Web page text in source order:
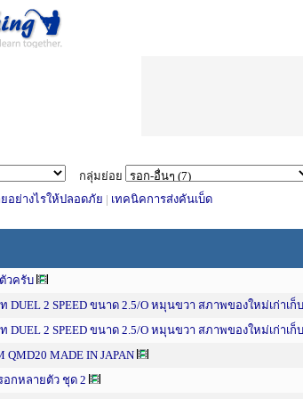
กลุ่มย่อย
อย่างไรให้ปลอดภัย | เทคนิคการส่งคันเบ็ด
วครับ
DUEL 2 SPEED ขนาด 2.5/O หมุนขวา สภาพของใหม่เก่าเ
DUEL 2 SPEED ขนาด 2.5/O หมุนขวา สภาพของใหม่เก่าเ
QMD20 MADE IN JAPAN
อกหลายตัว ชุด 2